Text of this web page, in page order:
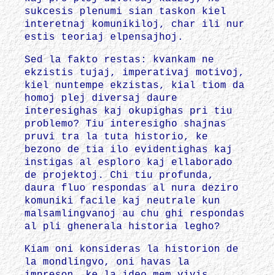
sukcesis plenumi sian taskon kiel
interetnaj komunikiloj, char ili nur
estis teoriaj elpensajhoj.
Sed la fakto restas: kvankam ne
ekzistis tujaj, imperativaj motivoj,
kiel nuntempe ekzistas, kial tiom da
homoj plej diversaj daure
interesighas kaj okupighas pri tiu
problemo? Tiu interesigho shajnas
pruvi tra la tuta historio, ke
bezono de tia ilo evidentighas kaj
instigas al esploro kaj ellaborado
de projektoj. Chi tiu profunda,
daura fluo respondas al nura deziro
komuniki facile kaj neutrale kun
malsamlingvanoj au chu ghi respondas
al pli ghenerala historia legho?
Kiam oni konsideras la historion de
la mondlingvo, oni havas la